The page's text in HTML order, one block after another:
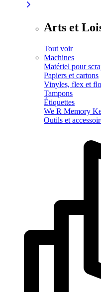
Arts et
Tout voir
Machines
Matériel pour
Papiers et cartons
Vinyles, flex et
Tampons
Étiquettes
We R Memory
Outils et